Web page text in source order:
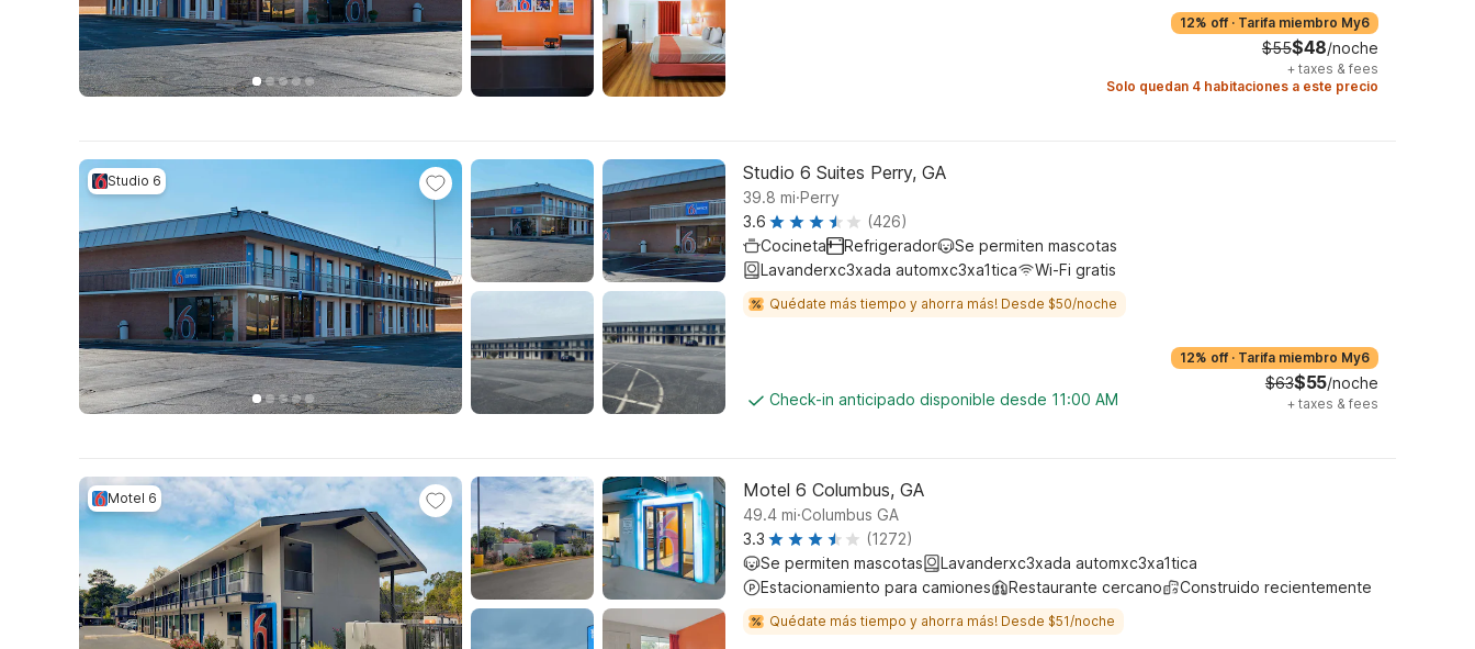
12% off · Tarifa miembro My6
$55$48/noche
+ taxes & fees
Solo quedan 4 habitaciones a este precio
Studio 6 Studio 6 Suites Perry, GA
39.8 mi.Perry
3.6
(426)
Cocineta
Refrigerador
Se permiten mascotas
Lavanderxc3xada automxc3xa1tica
Wi-Fi gratis
Quédate más tiempo y ahorra más! Desde $50/noche
Check-in anticipado disponible desde 11:00 AM
12% off · Tarifa miembro My6
$63$55/noche
+ taxes & fees
Motel 6 Motel 6 Columbus, GA
49.4 mi.Columbus GA
3.3
(1272)
Se permiten mascotas
Lavanderxc3xada automxc3xa1tica
Estacionamiento para camiones
Restaurante cercano Construido recientemente
Quédate más tiempo y ahorra más! Desde $51/noche